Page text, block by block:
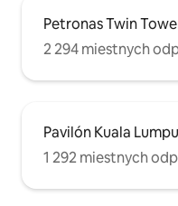
Petronas Twin
2 294 miestnych
Pavilón Kuala
1 292 miestnych